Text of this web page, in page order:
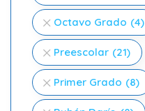
Octavo Grado (4)
Preescolar (21)
Primer Grado (8)